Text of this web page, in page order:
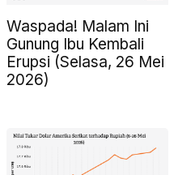
Waspada! Malam Ini
Gunung Ibu Kembali
Erupsi (Selasa, 26 Mei
2026)